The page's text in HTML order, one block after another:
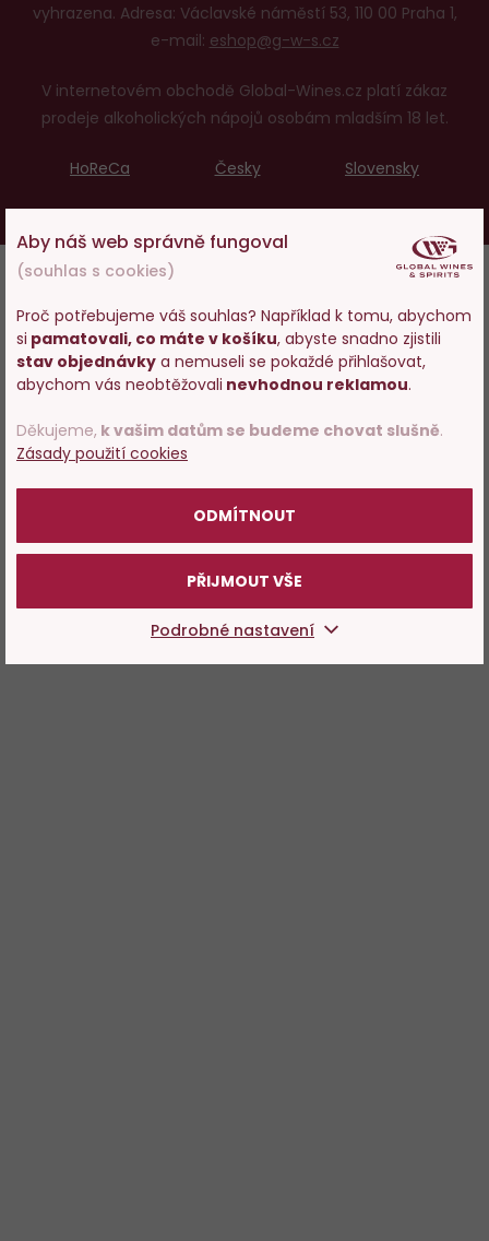
Aby náš web správně fungoval
(souhlas s cookies)
Proč potřebujeme váš souhlas? Například k tomu, abychom
si pamatovali, co máte v košíku, abyste snadno zjistili
stav objednávky a nemuseli se pokaždé přihlašovat,
abychom vás neobtěžovali nevhodnou reklamou.
Děkujeme, k vašim datům se budeme chovat slušně.
Zásady použití cookies
ODMÍTNOUT
PŘIJMOUT VŠE
Podrobné nastavení
vyhrazena. Adresa: Václavské náměstí 53, 110 00 Praha 1,
e-mail: eshop@g-w-s.cz
V internetovém obchodě Global-Wines.cz platí zákaz
prodeje alkoholických nápojů osobám mladším 18 let.
HoReCa Česky Slovensky
Vstupujete na stránky
s prodejem alkoholu. Prosím